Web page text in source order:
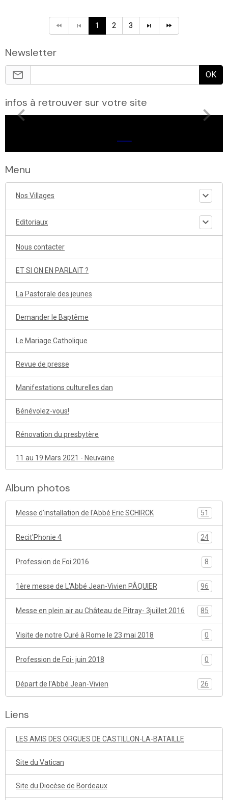
1 2 3
Newsletter
OK
infos à retrouver sur votre site
Menu
Nos Villages
Editoriaux
Nous contacter
ET SI ON EN PARLAIT ?
La Pastorale des jeunes
Demander le Baptême
Le Mariage Catholique
Revue de presse
Manifestations culturelles dan
Bénévolez-vous!
Rénovation du presbytère
11 au 19 Mars 2021 - Neuvaine
Album photos
Messe d'installation de l'Abbé Eric SCHIRCK 51
Recit'Phonie 4 24
Profession de Foi 2016 8
1ère messe de L'Abbé Jean-Vivien PÂQUIER 96
Messe en plein air au Château de Pitray- 3juillet 2016 85
Visite de notre Curé à Rome le 23 mai 2018 0
Profession de Foi- juin 2018 0
Départ de l'Abbé Jean-Vivien 26
Liens
LES AMIS DES ORGUES DE CASTILLON-LA-BATAILLE
Site du Vatican
Site du Diocèse de Bordeaux